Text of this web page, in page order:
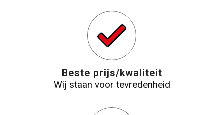
Beste prijs/kwaliteit
Wij staan voor tevredenheid